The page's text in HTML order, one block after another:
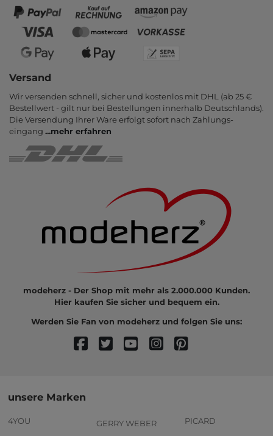
Versand
Wir versenden schnell, sicher und kostenlos mit DHL (ab 25 €
Bestell­wert - gilt nur bei Bestel­lungen inner­halb Deutsch­lands).
Die Ver­sendung Ihrer Ware er­folgt sofort nach Zahlungs­
eingang ...mehr erfahren
modeherz - Der Shop mit mehr als 2.000.000 Kunden.
Hier kaufen Sie sicher und bequem ein.
Werden Sie Fan von modeherz und folgen Sie uns:
unsere Marken
4YOU GERRY WEBER PICARD